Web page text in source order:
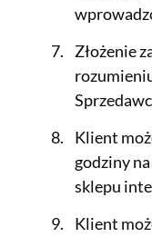
Złożenie
Klient
godziny
sklepu
Klient